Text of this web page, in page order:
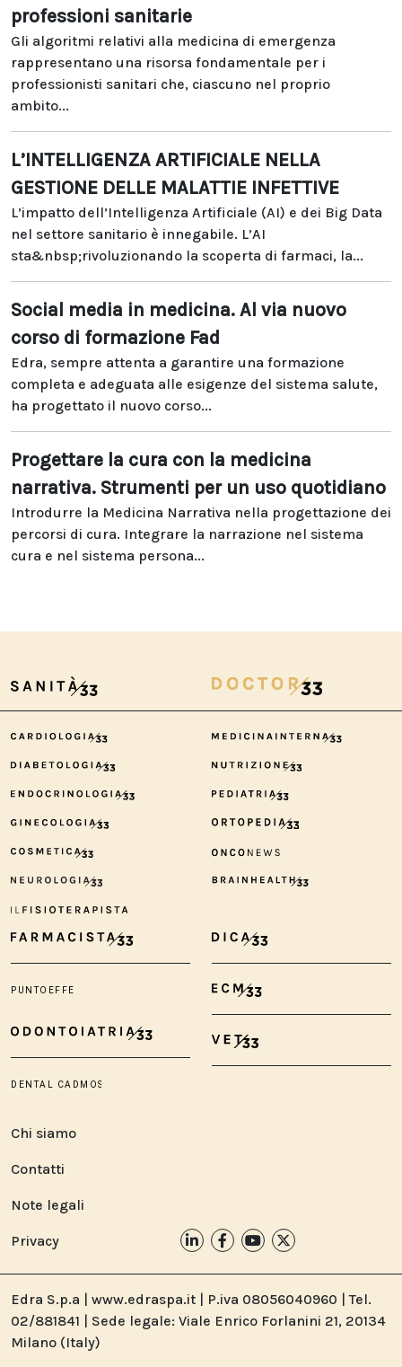
professioni sanitarie
Gli algoritmi relativi alla medicina di emergenza
rappresentano una risorsa fondamentale per i
professionisti sanitari che, ciascuno nel proprio
ambito...
L’INTELLIGENZA ARTIFICIALE NELLA
GESTIONE DELLE MALATTIE INFETTIVE
L’impatto dell’Intelligenza Artificiale (AI) e dei Big Data
nel settore sanitario è innegabile. L’AI
sta&nbsp;rivoluzionando la scoperta di farmaci, la...
Social media in medicina. Al via nuovo
corso di formazione Fad
Edra, sempre attenta a garantire una formazione
completa e adeguata alle esigenze del sistema salute,
ha progettato il nuovo corso...
Progettare la cura con la medicina
narrativa. Strumenti per un uso quotidiano
Introdurre la Medicina Narrativa nella progettazione dei
percorsi di cura. Integrare la narrazione nel sistema
cura e nel sistema persona...
Chi siamo
Contatti
Note legali
Privacy
Edra S.p.a | www.edraspa.it | P.iva 08056040960 | Tel.
02/881841 | Sede legale: Viale Enrico Forlanini 21, 20134
Milano (Italy)